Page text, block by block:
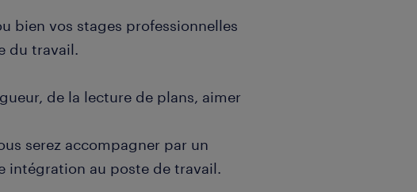
bien vos stages professionnelles
du travail.
de la lecture de plans, aimer
serez accompagner par un
intégration au poste de travail.